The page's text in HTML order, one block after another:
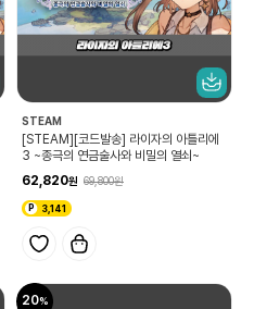
STEAM
[STEAM][코드발송] 라이자의 아틀리에
3 ~종극의 연금술사와 비밀의 열쇠~
62,820
69,800
3,141
20